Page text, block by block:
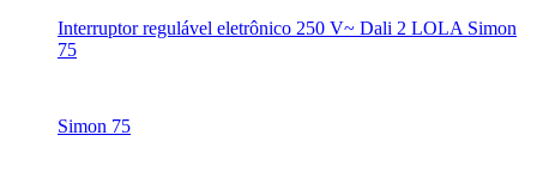
Interruptor regulável eletrônico 250 V~ Dali 2 LOLA Simon
75
Simon 75